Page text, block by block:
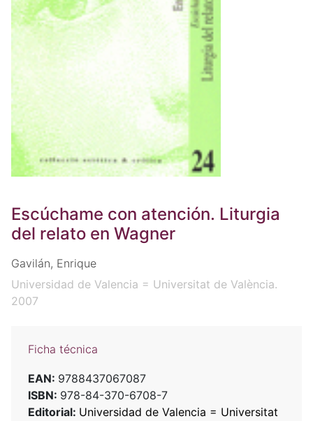
Escúchame con atención. Liturgia
del relato en Wagner
Gavilán, Enrique
Universidad de Valencia = Universitat de València.
2007
Ficha técnica
EAN: 9788437067087
ISBN: 978-84-370-6708-7
Editorial: Universidad de Valencia = Universitat